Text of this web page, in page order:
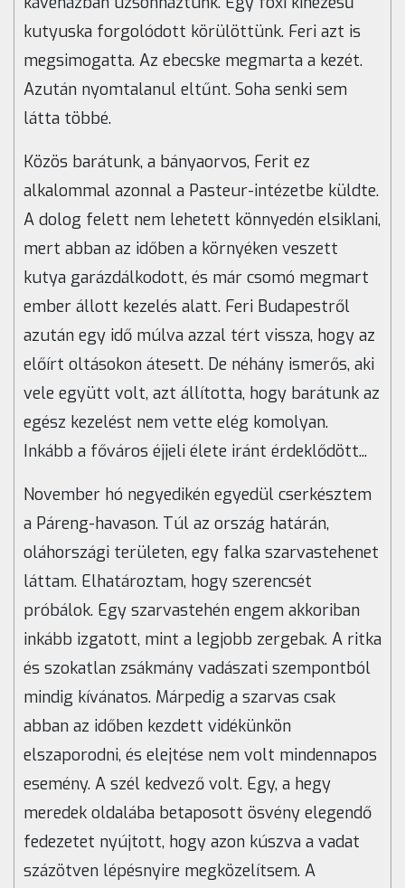
kutyuska forgolódott körülöttünk. Feri azt is
megsimogatta. Az ebecske megmarta a kezét.
Azután nyomtalanul eltűnt. Soha senki sem
látta többé.
Közös barátunk, a bányaorvos, Ferit ez
alkalommal azonnal a Pasteur-intézetbe küldte.
A dolog felett nem lehetett könnyedén elsiklani,
mert abban az időben a környéken veszett
kutya garázdálkodott, és már csomó megmart
ember állott kezelés alatt. Feri Budapestről
azután egy idő múlva azzal tért vissza, hogy az
előírt oltásokon átesett. De néhány ismerős, aki
vele együtt volt, azt állította, hogy barátunk az
egész kezelést nem vette elég komolyan.
Inkább a főváros éjjeli élete iránt érdeklődött...
November hó negyedikén egyedül cserkésztem
a Páreng-havason. Túl az ország határán,
oláhországi területen, egy falka szarvastehenet
láttam. Elhatároztam, hogy szerencsét
próbálok. Egy szarvastehén engem akkoriban
inkább izgatott, mint a legjobb zergebak. A ritka
és szokatlan zsákmány vadászati szempontból
mindig kívánatos. Márpedig a szarvas csak
abban az időben kezdett vidékünkön
elszaporodni, és elejtése nem volt mindennapos
esemény. A szél kedvező volt. Egy, a hegy
meredek oldalába betaposott ösvény elegendő
fedezetet nyújtott, hogy azon kúszva a vadat
százötven lépésnyire megközelítsem. A